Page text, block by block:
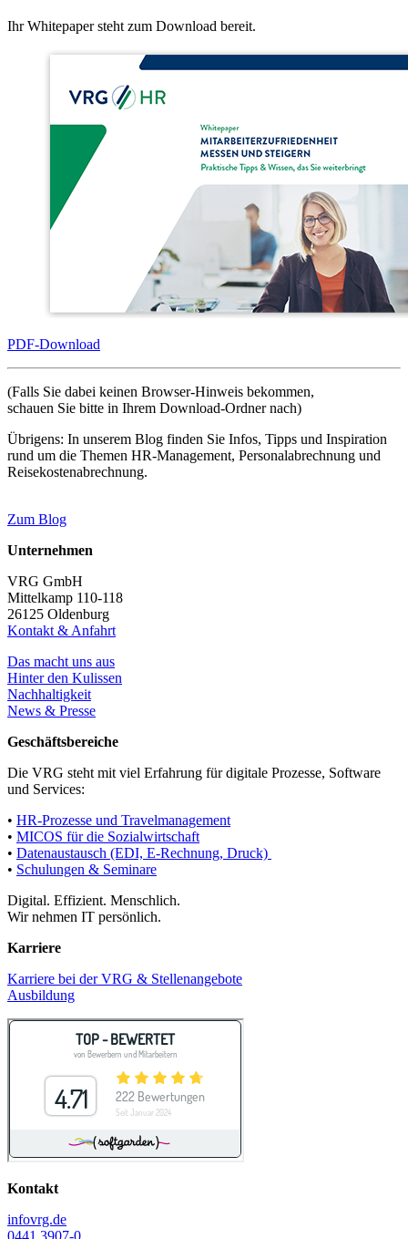
Ihr Whitepaper steht zum Download bereit.
PDF-Download
(Falls Sie dabei keinen Browser-Hinweis bekommen,
schauen Sie bitte in Ihrem Download-Ordner nach)
Übrigens: In unserem Blog finden Sie Infos, Tipps und Inspiration
rund um die Themen HR-Management, Personalabrechnung und
Reisekostenabrechnung.
Zum Blog
Unternehmen
VRG GmbH
Mittelkamp 110-118
26125 Oldenburg
Kontakt & Anfahrt
Das macht uns aus
Hinter den Kulissen
Nachhaltigkeit
News & Presse
Geschäftsbereiche
Die VRG steht mit viel Erfahrung für digitale Prozesse, Software
und Services:
• HR-Prozesse und Travelmanagement
• MICOS für die Sozialwirtschaft
• Datenaustausch (EDI, E-Rechnung, Druck)
• Schulungen & Seminare
Digital. Effizient. Menschlich.
Wir nehmen IT persönlich.
Karriere
Karriere bei der VRG & Stellenangebote
Ausbildung
Kontakt
infovrg.de